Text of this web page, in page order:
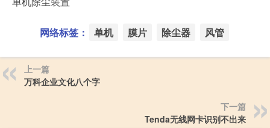
网络标签： 单机 膜片 除尘器 风管
上一篇
万科企业文化八个字
下一篇
Tenda无线网卡识别不出来